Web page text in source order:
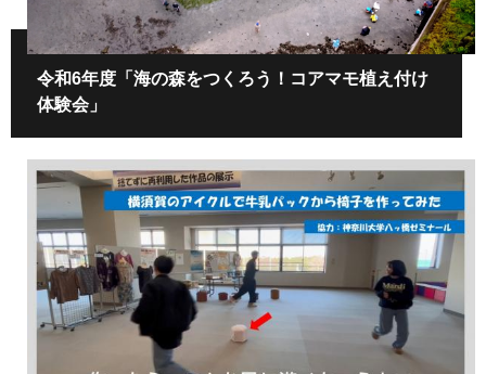
令和6年度「海の森をつくろう！コアマモ植え付け
体験会」